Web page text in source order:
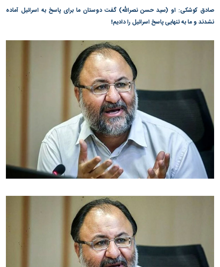
صادق کوشکی: او (سید حسن نصرالله) گفت دوستان ما برای پاسخ به اسرائیل آماده
نشدند و ما به تنهایی پاسخ اسرائیل را دادیم!